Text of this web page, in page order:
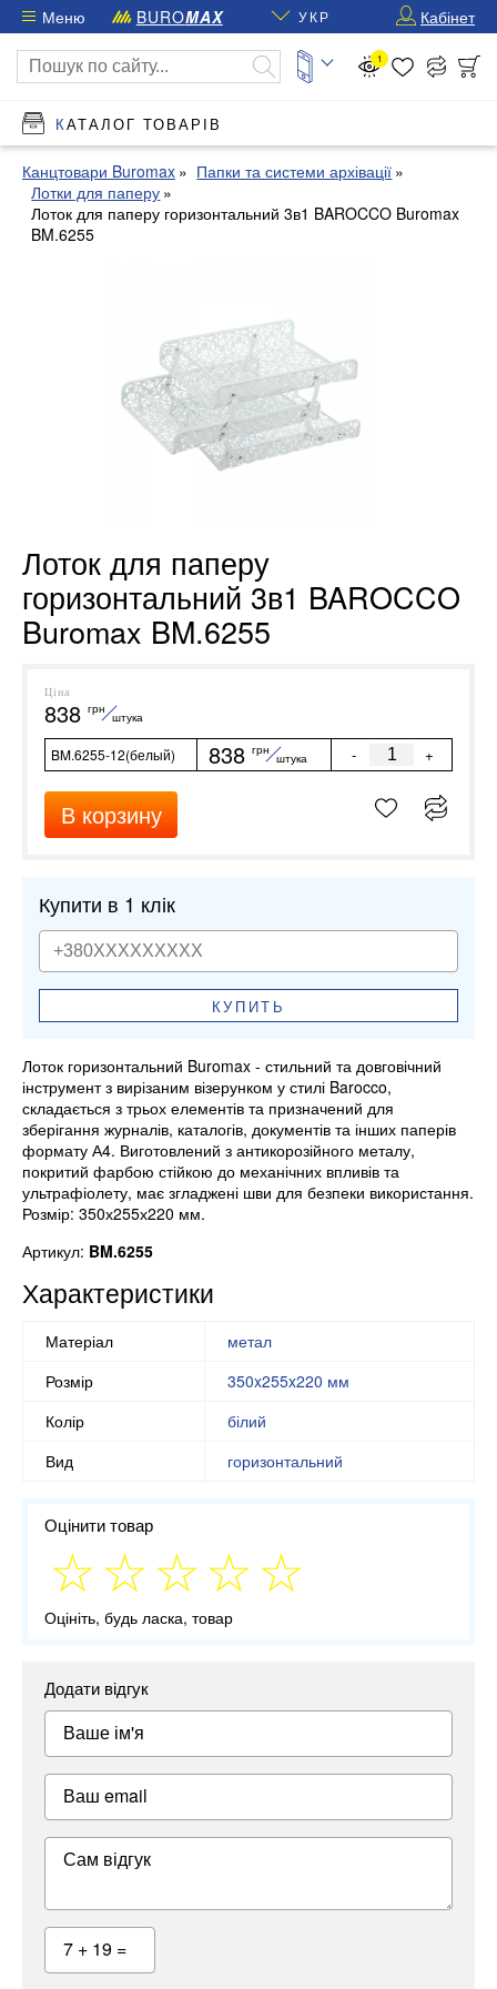
Меню BUROMAX УКР Кабінет
1
КАТАЛОГ ТОВАРІВ
Канцтовари Buromax
Папки та системи архівації
Лотки для паперу
Лоток для паперу горизонтальний 3в1 BAROCCO Buromax
BM.6255
Лоток для паперу
горизонтальний 3в1 BAROCCO
Buromax BM.6255
Ціна
838 грн
штука
BM.6255-12(белый) 838 грн
штука - +
В корзину
Купити в 1 клік
КУПИТЬ
Лоток горизонтальний Buromax - стильний та довговічний
інструмент з вирізаним візерунком у стилі Barocco,
складається з трьох елементів та призначений для
зберігання журналів, каталогів, документів та інших паперів
формату А4. Виготовлений з антикорозійного металу,
покритий фарбою стійкою до механічних впливів та
ультрафіолету, має згладжені шви для безпеки використання.
Розмір: 350х255х220 мм.
Артикул: BM.6255
Характеристики
Матеріал
метал
Розмір
350x255x220 мм
Колір
білий
Вид
горизонтальний
Оцінити товар
Оцініть, будь ласка, товар
Додати відгук
Ваше ім'я
Ваш email
Сам відгук
7 + 19 =